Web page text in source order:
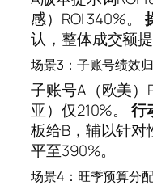
感）ROI 340%。
认，整体成交额提
场景3：子账号绩效
子账号A（欧美）
亚）仅210%。行
板给B，辅以针对
平至390%。
场景4：旺季预算分